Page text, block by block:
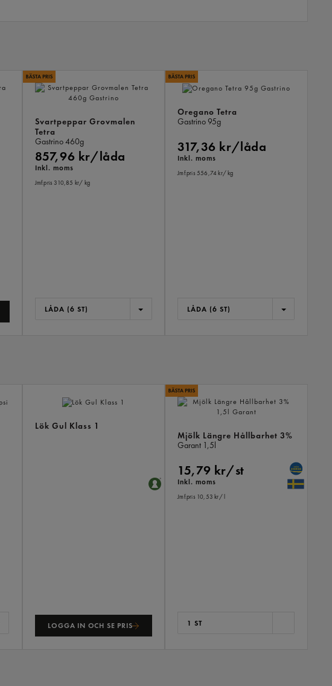
Svartpeppar Grovmalen
Tetra
Gastrino460g
857,96 kr/låda
Inkl. moms
Jmf.pris 310,85 kr/ kg
LÅDA (6 ST)
Oregano Tetra
Gastrino95g
317,36 kr/låda
Inkl. moms
Jmf.pris 556,74 kr/ kg
LÅDA (6 ST)
Lök Gul Klass 1
LOGGA IN OCH SE PRIS
Mjölk Längre Hållbarhet 3%
Garant 1,5l
15,79 kr/st
Inkl. moms
Jmf.pris 10,53 kr/ l
1 ST